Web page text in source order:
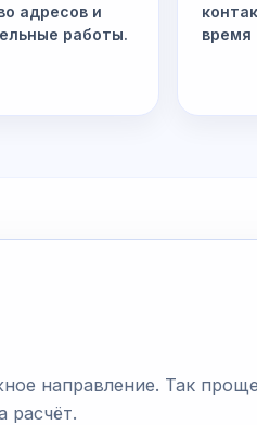
адресов и
работы.
время
направление. Так проще
расчёт.